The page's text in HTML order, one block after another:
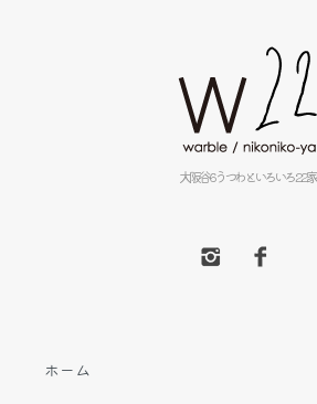
大阪谷6うつわといろいろ22家
ホーム